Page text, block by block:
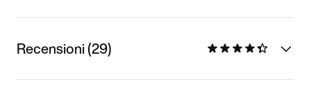
Recensioni (29)